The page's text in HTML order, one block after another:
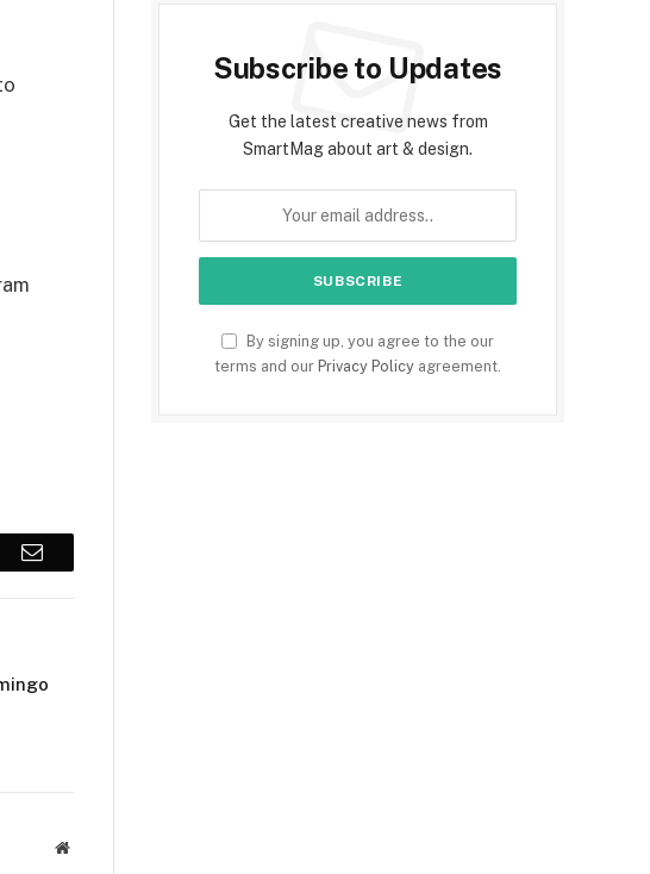
Email
Website
Subscribe to Updates
Get the latest creative news from
SmartMag about art & design.
By signing up, you agree to the our
terms and our Privacy Policy agreement.